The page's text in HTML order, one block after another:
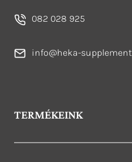
082 028 925
info@heka-
TERMÉKEINK